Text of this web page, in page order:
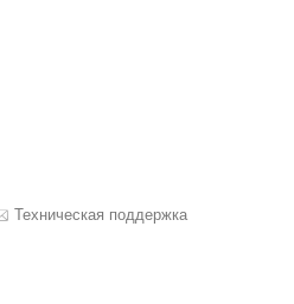
Техническая поддержка